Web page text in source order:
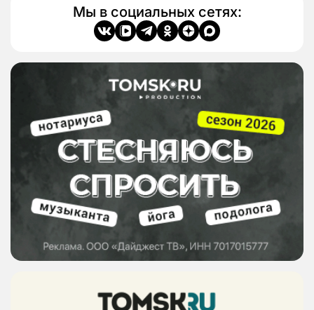
Мы в социальных сетях: